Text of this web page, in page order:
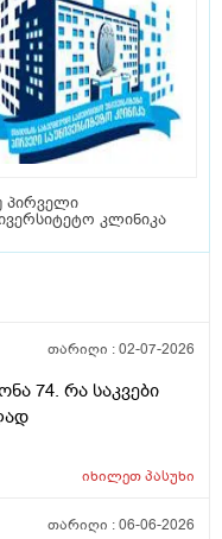
პირველი
კლინიკა
თარიღი :02-07-2026
74. რა საკვები
იხილეთპასუხი
თარიღი :06-06-2026